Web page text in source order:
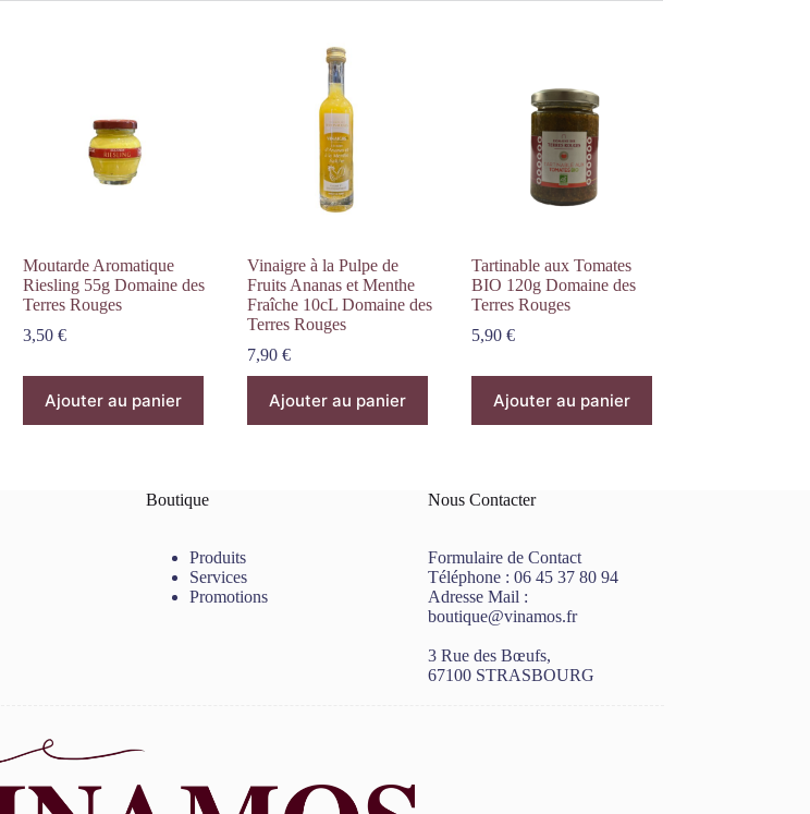
Moutarde Aromatique
Riesling 55g Domaine des
Terres Rouges
3,50€
Ajouter au panier
Vinaigre à la Pulpe de
Fruits Ananas et Menthe
Fraîche 10cL Domaine des
Terres Rouges
7,90€
Ajouter au panier
Tartinable aux Tomates
BIO 120g Domaine des
Terres Rouges
5,90€
Ajouter au panier
Boutique
Produits
Services
Promotions
Nous Contacter
Formulaire de Contact
Téléphone :06 45 37 80 94
Adresse Mail :
boutique@vinamos.fr
3 Rue des Bœufs,
67100 STRASBOURG